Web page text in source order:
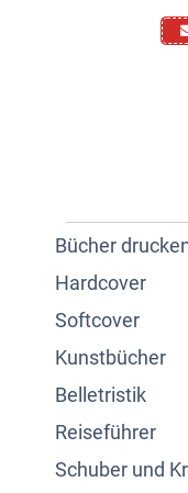
Bücher
Hardcover
Softcover
Kunstbücher
Belletristik
Reiseführer
Schuber und